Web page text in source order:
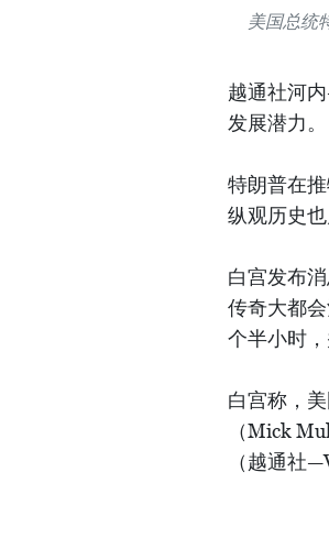
美国总统
越通社河
发展潜力。
特朗普在
纵观历史
白宫发布
传奇大都
个半小时
白宫称，
（Mick
（越通社